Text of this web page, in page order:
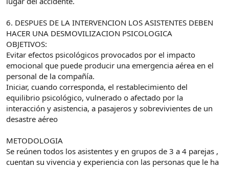
6. DESPUES DE LA INTERVENCION LOS ASISTENTES DEBEN
HACER UNA DESMOVILIZACION PSICOLOGICA
OBJETIVOS:
Evitar efectos psicológicos provocados por el impacto
emocional que puede producir una emergencia aérea en el
personal de la compañía.
Iniciar, cuando corresponda, el restablecimiento del
equilibrio psicológico, vulnerado o afectado por la
interacción y asistencia, a pasajeros y sobrevivientes de un
desastre aéreo
METODOLOGIA
Se reúnen todos los asistentes y en grupos de 3 a 4 parejas ,
cuentan su vivencia y experiencia con las personas que le ha